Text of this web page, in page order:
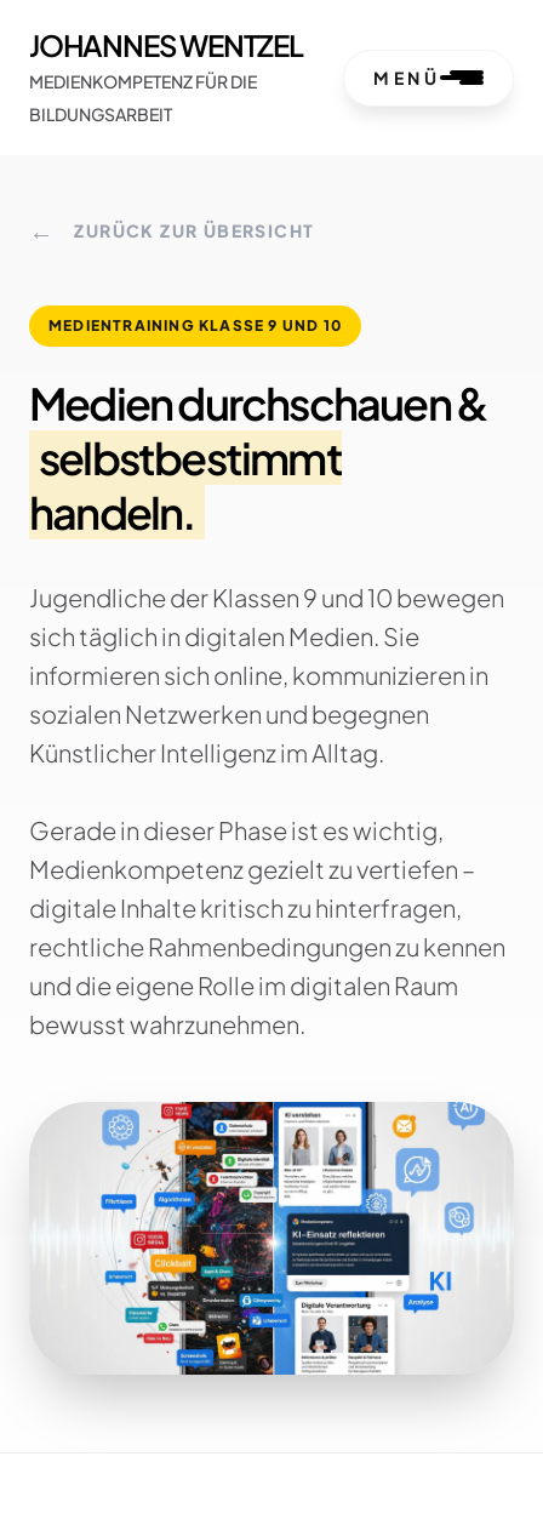
JOHANNES WENTZEL
MEDIENKOMPETENZ FÜR DIE
BILDUNGSARBEIT
MENÜ
← ZURÜCK ZUR ÜBERSICHT
MEDIENTRAINING KLASSE 9 UND 10
Medien durchschauen &
selbstbestimmt
handeln.
Jugendliche der Klassen 9 und 10 bewegen
sich täglich in digitalen Medien. Sie
informieren sich online, kommunizieren in
sozialen Netzwerken und begegnen
Künstlicher Intelligenz im Alltag.
Gerade in dieser Phase ist es wichtig,
Medienkompetenz gezielt zu vertiefen –
digitale Inhalte kritisch zu hinterfragen,
rechtliche Rahmenbedingungen zu kennen
und die eigene Rolle im digitalen Raum
bewusst wahrzunehmen.